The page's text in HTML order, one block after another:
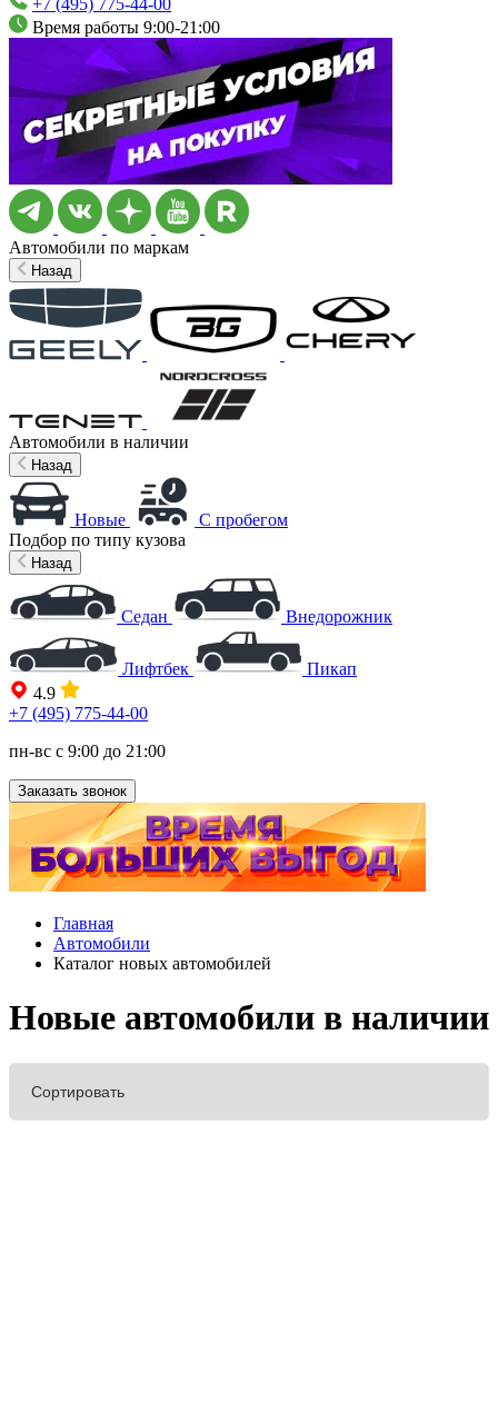
+7 (495) 775-44-00
Время работы 9:00-21:00
Автомобили по маркам
Назад
Автомобили в наличии
Назад
Новые
С пробегом
Подбор по типу кузова
Назад
Седан Внедорожник
Лифтбек
Пикап
4.9
+7 (495) 775-44-00
пн-вс с 9:00 до 21:00
Заказать звонок
Главная
Автомобили
Каталог новых автомобилей
Новые автомобили в наличии